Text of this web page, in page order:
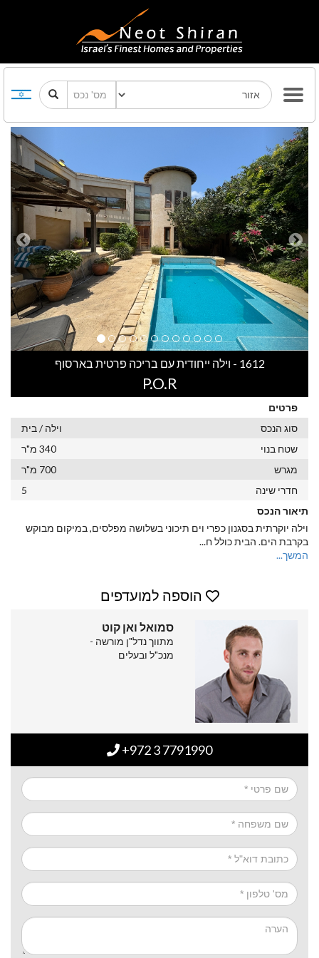
Previous Next
1612 - וילה ייחודית עם בריכה פרטית בארסוף
P.O.R
פרטים
סוג הנכס
וילה / בית
שטח בנוי
340 מ"ר
מגרש
700 מ"ר
חדרי שינה
5
תיאור הנכס
וילה יוקרתית בסגנון כפרי וים תיכוני בשלושה מפלסים, במיקום מבוקש
בקרבת הים. הבית כולל ח...
המשך...
הוספה למועדפים
סמואל ואן קוט
מתווך נדל"ן מורשה -
מנכ"ל ובעלים
+972 3 7791990